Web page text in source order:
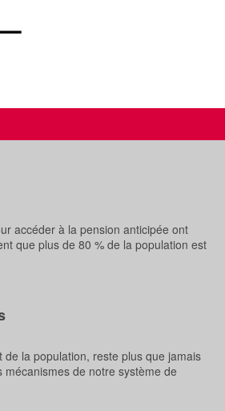
accéder à la pension anticipée ont
que plus de 80 % de la population est
la population, reste plus que jamais
de notre système de